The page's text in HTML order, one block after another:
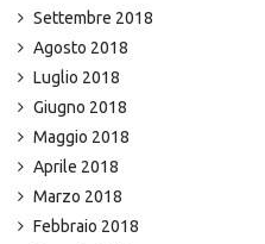
Settembre 2018
Agosto 2018
Luglio 2018
Giugno 2018
Maggio 2018
Aprile 2018
Marzo 2018
Febbraio 2018